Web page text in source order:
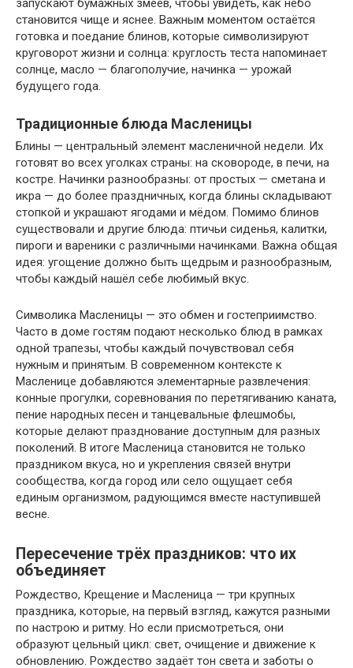
запускают бумажных змеев, чтобы увидеть, как небо
становится чище и яснее. Важным моментом остаётся
готовка и поедание блинов, которые символизируют
круговорот жизни и солнца: круглость теста напоминает
солнце, масло — благополучие, начинка — урожай
будущего года.
Традиционные блюда Масленицы
Блины — центральный элемент масленичной недели. Их
готовят во всех уголках страны: на сковороде, в печи, на
костре. Начинки разнообразны: от простых — сметана и
икра — до более праздничных, когда блины складывают
стопкой и украшают ягодами и мёдом. Помимо блинов
существовали и другие блюда: птичьи сиденья, калитки,
пироги и вареники с различными начинками. Важна общая
идея: угощение должно быть щедрым и разнообразным,
чтобы каждый нашёл себе любимый вкус.
Символика Масленицы — это обмен и гостеприимство.
Часто в доме гостям подают несколько блюд в рамках
одной трапезы, чтобы каждый почувствовал себя
нужным и принятым. В современном контексте к
Масленице добавляются элементарные развлечения:
конные прогулки, соревнования по перетягиванию каната,
пение народных песен и танцевальные флешмобы,
которые делают празднование доступным для разных
поколений. В итоге Масленица становится не только
праздником вкуса, но и укрепления связей внутри
сообщества, когда город или село ощущает себя
единым организмом, радующимся вместе наступившей
весне.
Пересечение трёх праздников: что их
объединяет
Рождество, Крещение и Масленица — три крупных
праздника, которые, на первый взгляд, кажутся разными
по настрою и ритму. Но если присмотреться, они
образуют цельный цикл: свет, очищение и движение к
обновлению. Рождество задаёт тон света и заботы о